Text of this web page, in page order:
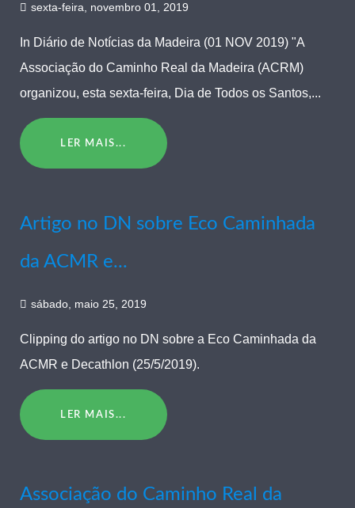
sexta-feira, novembro 01, 2019
In Diário de Notícias da Madeira (01 NOV 2019) "A
Associação do Caminho Real da Madeira (ACRM)
organizou, esta sexta-feira, Dia de Todos os Santos,...
LER MAIS...
Artigo no DN sobre Eco Caminhada
da ACMR e...
sábado, maio 25, 2019
Clipping do artigo no DN sobre a Eco Caminhada da
ACMR e Decathlon (25/5/2019).
LER MAIS...
Associação do Caminho Real da